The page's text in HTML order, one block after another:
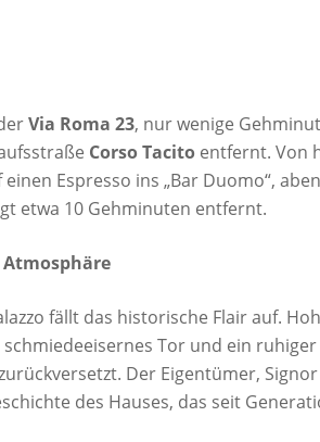
Via Roma 23, nur wenige
Corso Tacito entfernt. Von
Espresso ins „Bar Duomo“,
etwa 10 Gehminuten entfernt.
fällt das historische Flair auf.
Tor und ein
Der Eigentümer,
des Hauses, das seit